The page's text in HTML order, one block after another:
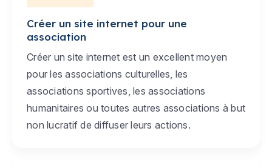
Créer un site internet pour une
association
Créer un site internet est un excellent moyen
pour les associations culturelles, les
associations sportives, les associations
humanitaires ou toutes autres associations à but
non lucratif de diffuser leurs actions.